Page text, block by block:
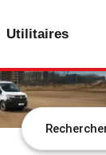
Utilitaires